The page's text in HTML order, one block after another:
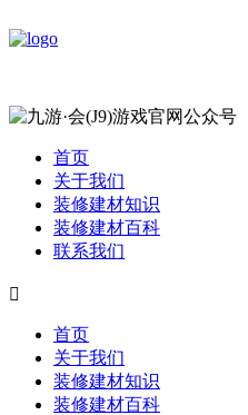
首页
关于我们
装修建材知识
装修建材百科
联系我们

首页
关于我们
装修建材知识
装修建材百科